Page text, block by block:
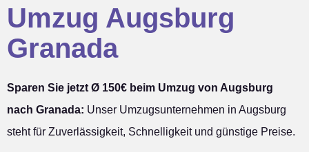
Umzug Augsburg
Granada
Sparen Sie jetzt Ø 150€ beim Umzug von Augsburg
nach Granada: Unser Umzugsunternehmen in Augsburg
steht für Zuverlässigkeit, Schnelligkeit und günstige Preise.